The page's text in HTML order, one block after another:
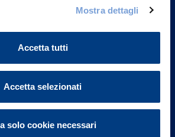
Mostra dettagli
Accetta tutti
Accetta selezionati
solo cookie necessari